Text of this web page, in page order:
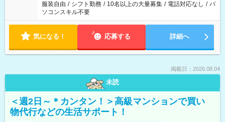
服装自由 / シフト勤務 / 10名以上の大量募集 / 電話対応なし / パ
ソコンスキル不要
気になる！ 応募する 詳細へ
掲載日：2026.08.04
未読
＜週2日～＊カンタン！＞高級マンションで買い
物代行などの生活サポート！